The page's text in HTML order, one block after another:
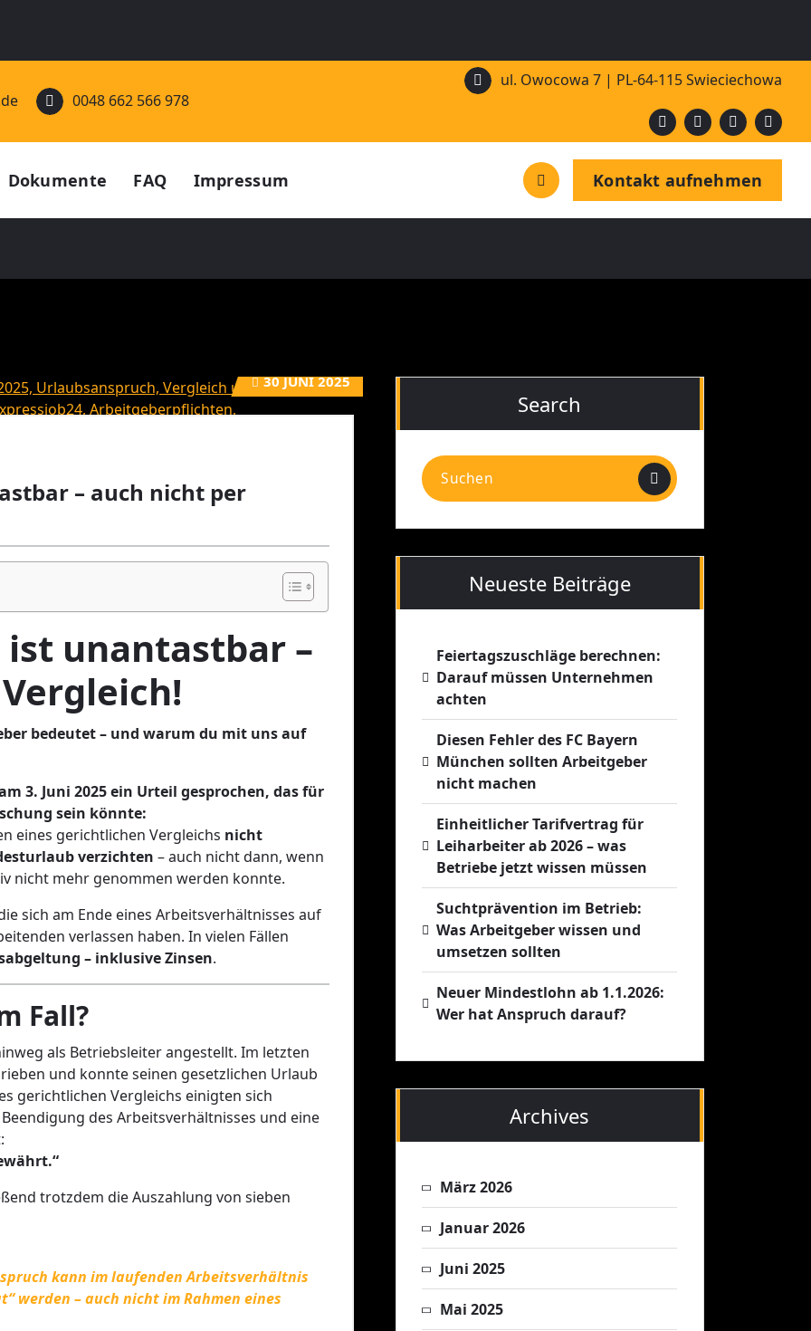
0048 662 566 978
ul. Owocowa 7 | PL-64-115 Swieciechowa
Dokumente FAQ Impressum Kontakt aufnehmen
30JUNI 2025
– auch nicht per
unantastbar –
bedeutet – und warum du mit uns auf
3. Juni 2025 ein Urteil gesprochen, das für
sein könnte:
eines gerichtlichen Vergleichs nicht
verzichten – auch nicht dann, wenn
nicht mehr genommen werden konnte.
sich am Ende eines Arbeitsverhältnisses auf
verlassen haben. In vielen Fällen
– inklusive Zinsen.
Fall?
als Betriebsleiter angestellt. Im letzten
und konnte seinen gesetzlichen Urlaub
gerichtlichen Vergleichs einigten sich
des Arbeitsverhältnisses und eine
trotzdem die Auszahlung von sieben
kann im laufenden Arbeitsverhältnis
werden – auch nicht im Rahmen eines
Search
Suchen
nach:
Neueste Beiträge
Feiertagszuschläge berechnen:
Darauf müssen Unternehmen
achten
Diesen Fehler des FC Bayern
München sollten Arbeitgeber
nicht machen
Einheitlicher Tarifvertrag für
Leiharbeiter ab 2026 – was
Betriebe jetzt wissen müssen
Suchtprävention im Betrieb:
Was Arbeitgeber wissen und
umsetzen sollten
Neuer Mindestlohn ab 1.1.2026:
Wer hat Anspruch darauf?
Archives
März 2026
Januar 2026
Juni 2025
Mai 2025